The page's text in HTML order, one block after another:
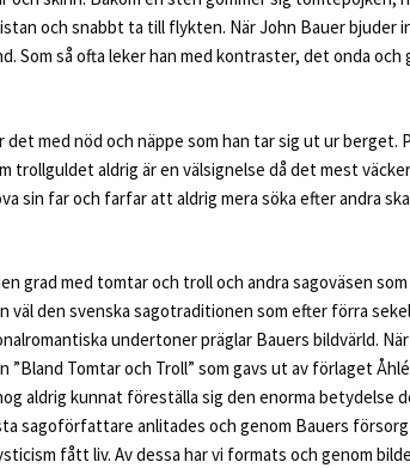
och snabbt ta till flykten. När John Bauer bjuder
Som så ofta leker han med kontraster, det onda och
med nöd och näppe som han tar sig ut ur berget.
trollguldet aldrig är en välsignelse då det mest
sin far och farfar att aldrig mera söka efter andra
grad med tomtar och troll och andra sagoväsen
väl den svenska sagotraditionen som efter förra
undertoner präglar Bauers bildvärld. När
Tomtar och Troll” som gavs ut av förlaget
aldrig kunnat föreställa sig den enorma betydelse
sagoförfattare anlitades och genom Bauers
fått liv. Av dessa har vi formats och genom